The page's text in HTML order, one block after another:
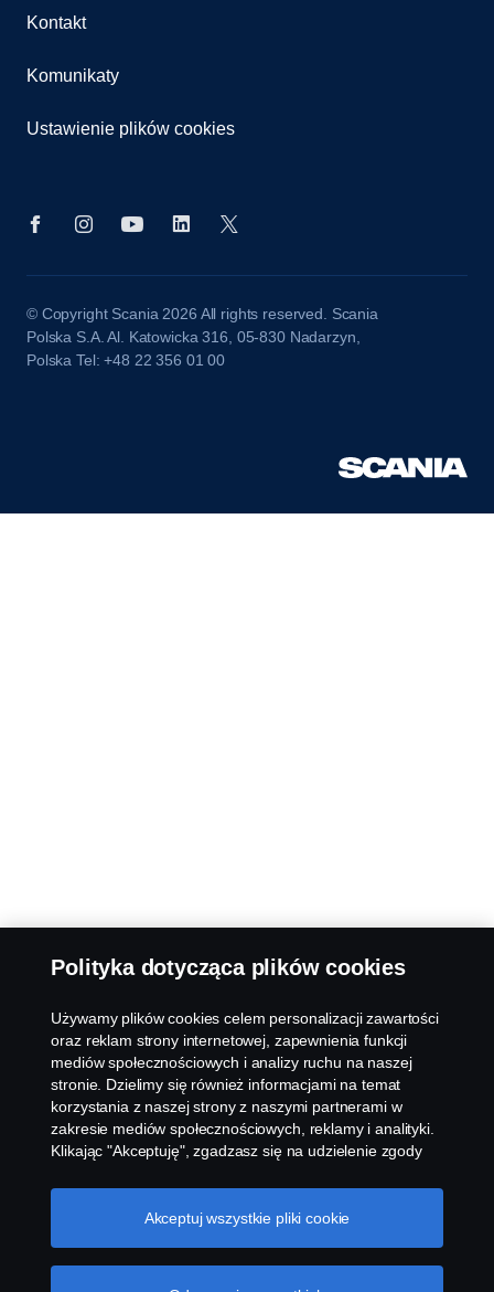
Kontakt
Komunikaty
Ustawienie plików cookies
© Copyright Scania 2026 All rights reserved. Scania
Polska S.A. Al. Katowicka 316, 05-830 Nadarzyn,
Polska Tel: +48 22 356 01 00
Polityka dotycząca plików cookies
Używamy plików cookies celem personalizacji zawartości
oraz reklam strony internetowej, zapewnienia funkcji
mediów społecznościowych i analizy ruchu na naszej
stronie. Dzielimy się również informacjami na temat
korzystania z naszej strony z naszymi partnerami w
zakresie mediów społecznościowych, reklamy i analityki.
Klikając "Akceptuję", zgadzasz się na udzielenie zgody
się informacjami. Możesz również zarządzać swoimi
plikami cookies, klikając na "Ustawienia plików cookies" i
Akceptuj wszystkie pliki cookie